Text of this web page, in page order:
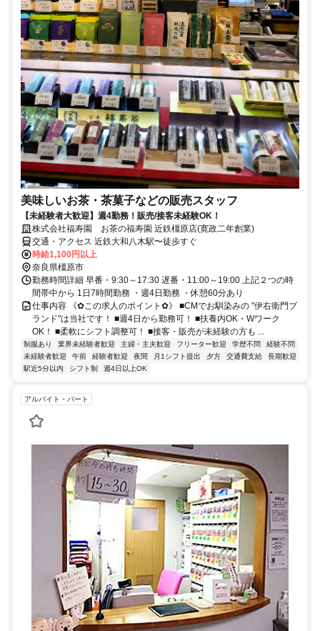
美味しいお茶・茶菓子などの販売スタッフ
【未経験者大歓迎】週4勤務！販売/接客未経験OK！
株式会社福寿園 お茶の福寿園 近鉄橿原店(寛政二年創業)
交通・アクセス 近鉄大和八木駅〜徒歩すぐ
時給1,100円以上
奈良県橿原市
勤務時間詳細 早番・9:30～17:30 遅番・11:00～19:00 上記２つの時
間帯中から 1日7時間勤務 ・週4日勤務 ・休憩60分あり
仕事内容 《✿この求人のポイント✿》 ■CMでお馴染みの "伊右衛門ブ
ランド"は当社です！ ■週4日から勤務可！ ■扶養内OK・Wワーク
OK！ ■柔軟にシフト調整可！ ■接客・販売が未経験の方も ...
制服あり 業界未経験者歓迎 主婦・主夫歓迎 フリーター歓迎 学歴不問
経験不問
未経験者歓迎
午前 経験者歓迎 夜間 月1シフト提出 夕方 交通費支給
長期歓迎
駅近5分以内
シフト制 週4日以上OK
アルバイト・パート